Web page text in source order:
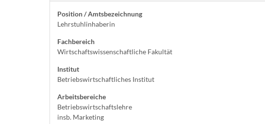
Position / Amtsbezeichnung
Lehrstuhlinhaberin
Fachbereich
Wirtschaftswissenschaftliche Fakultät
Institut
Betriebswirtschaftliches Institut
Arbeitsbereiche
Betriebswirtschaftslehre
insb. Marketing